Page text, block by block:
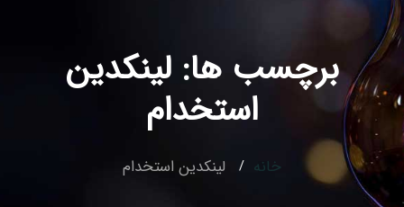
Type and hit enter
برچسب ها: لینکدین
استخدام
خانه لینکدین استخدام